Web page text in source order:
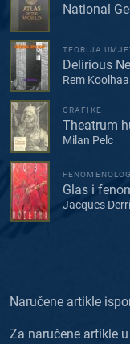
National
TEORIJA
Delirious
Rem
GRAFIKE
Theatrum
Milan Pelc
Glas i
Jacques
Naručene artikle
Za naručene artikle